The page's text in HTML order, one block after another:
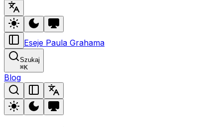
Eseje Paula Grahama
Szukaj
⌘K
Blog